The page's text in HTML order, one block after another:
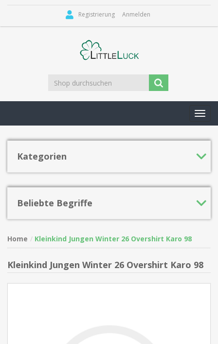
Registrierung Anmelden
Kategorien
Beliebte Begriffe
Home Kleinkind Jungen Winter 26 Overshirt Karo 98
Kleinkind Jungen Winter 26 Overshirt Karo 98